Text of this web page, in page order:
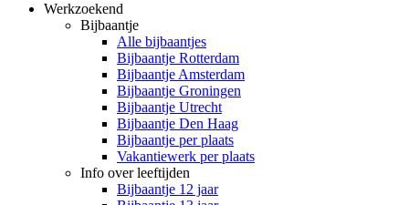
Werkzoekend
Bijbaantje
Alle bijbaantjes
Bijbaantje Rotterdam
Bijbaantje Amsterdam
Bijbaantje Groningen
Bijbaantje Utrecht
Bijbaantje Den Haag
Bijbaantje per plaats
Vakantiewerk per plaats
Info over leeftijden
Bijbaantje 12 jaar